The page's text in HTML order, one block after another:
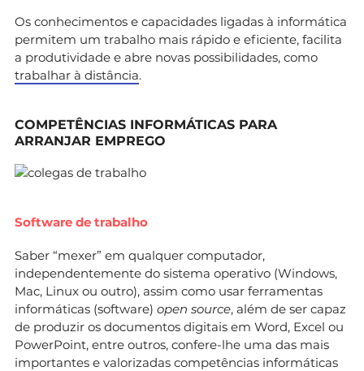
Os conhecimentos e capacidades ligadas à informática
permitem um trabalho mais rápido e eficiente, facilita
a produtividade e abre novas possibilidades, como
trabalhar à distância.
COMPETÊNCIAS INFORMÁTICAS PARA
ARRANJAR EMPREGO
Software de trabalho
Saber “mexer” em qualquer computador,
independentemente do sistema operativo (Windows,
Mac, Linux ou outro), assim como usar ferramentas
informáticas (software) open source, além de ser capaz
de produzir os documentos digitais em Word, Excel ou
PowerPoint, entre outros, confere-lhe uma das mais
importantes e valorizadas competências informáticas